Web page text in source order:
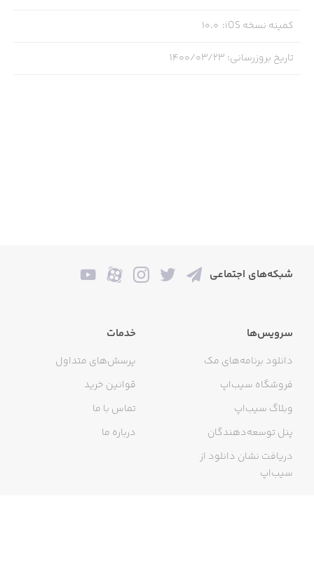
رازهای مختلف درون بازی
کمینه نسخه iOS :
10.0
تاریخ بروزرسانی: ۱۴۰۰/۰۳/۲۳
شبکه‌های اجتماعی
سرویس‌ها
دانلود برنامه‌های مک
فروشگاه سیب‌اپ
وبلاگ سیب‌اپ
پنل توسعه‌دهندگان
دریافت نشان دانلود از
سیب‌اپ
خدمات
پرسش‌های متداول
قوانین خرید
تماس با ما
درباره ما